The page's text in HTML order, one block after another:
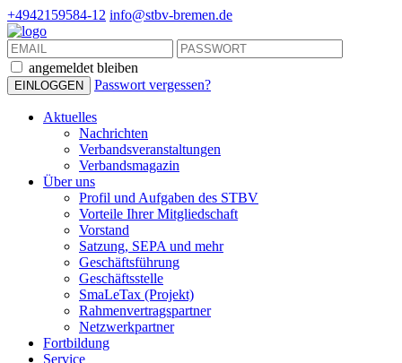
+4942159584-12 info@stbv-bremen.de
angemeldet bleiben
Passwort vergessen?
Aktuelles
Nachrichten
Verbandsveranstaltungen
Verbandsmagazin
Über uns
Profil und Aufgaben des STBV
Vorteile Ihrer Mitgliedschaft
Vorstand
Satzung, SEPA und mehr
Geschäftsführung
Geschäftsstelle
SmaLeTax (Projekt)
Rahmenvertragspartner
Netzwerkpartner
Fortbildung
Service